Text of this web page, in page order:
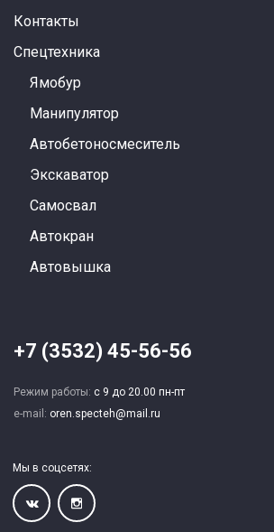
Мы в соцсетях:
Контакты
Спецтехника
Ямобур
Манипулятор
Автобетоносмеситель
Экскаватор
Самосвал
Автокран
Автовышка
+7 (3532) 45-56-56
Режим работы: с 9 до 20.00 пн-пт
e-mail: oren.specteh@mail.ru